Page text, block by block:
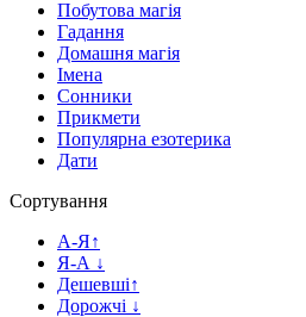
Побутова магія
Гадання
Домашня магія
Імена
Сонники
Прикмети
Популярна езотерика
Дати
Сортування
А-Я↑
Я-А ↓
Дешевші↑
Дорожчі ↓